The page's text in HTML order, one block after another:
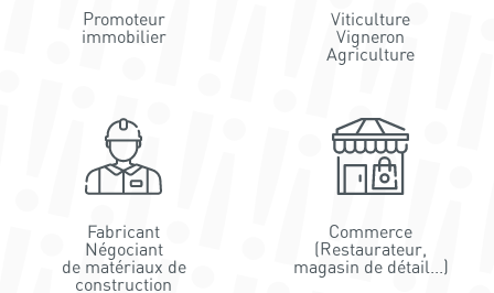
Promoteur
immobilier
Viticulture
Vigneron
Agriculture
Fabricant
Négociant
de matériaux de
construction
Commerce
(Restaurateur,
magasin de détail...)